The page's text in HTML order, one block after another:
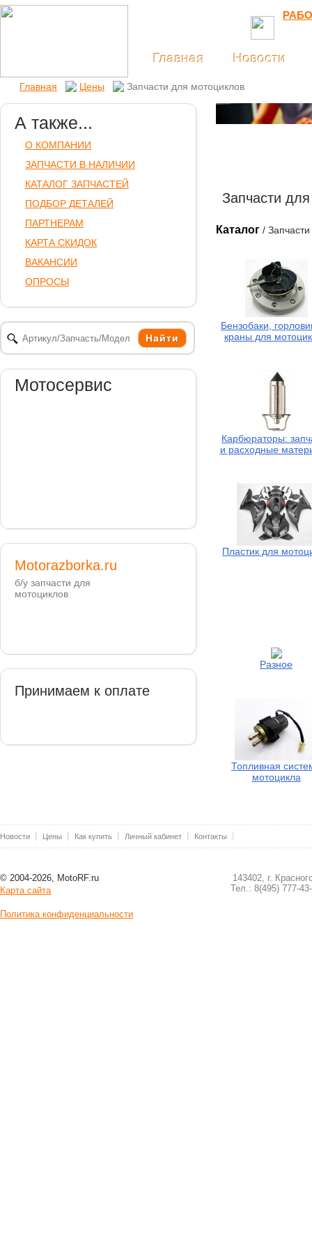
Главная Цены Запчасти для мотоциклов
Новости
Главная
Запчасти
Каталог /
Бензобаки,
краны для
Карбюраторы:
и расходные
Пластик для
Разное
Топливная
мотоцикла
А также...
О КОМПАНИИ
ЗАПЧАСТИ В НАЛИЧИИ
КАТАЛОГ ЗАПЧАСТЕЙ
ПОДБОР ДЕТАЛЕЙ
ПАРТНЕРАМ
КАРТА СКИДОК
ВАКАНСИИ
ОПРОСЫ
Мотосервис
Motorazborka.ru
б/у запчасти для
мотоциклов
Принимаем к оплате
Новости Цены Как купить Личный кабинет Контакты
© 2004-2026, MotoRF.ru
Карта сайта
Политика конфиденциальности
143402, г.
Тел.: 8(495) 777-